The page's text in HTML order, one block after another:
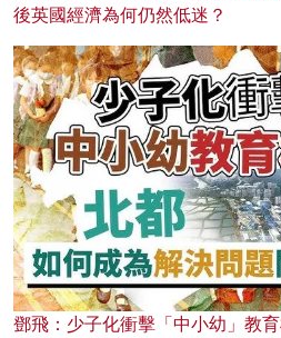
後英國經濟為何仍然低迷？
鄧飛：少子化衝擊「中小幼」教